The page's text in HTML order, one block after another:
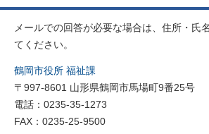
メールでの回答が必要な場合は、住所・氏
てください。
鶴岡市役所 福祉課
〒997-8601 山形県鶴岡市馬場町9番25号
電話：0235-35-1273
FAX：0235-25-9500